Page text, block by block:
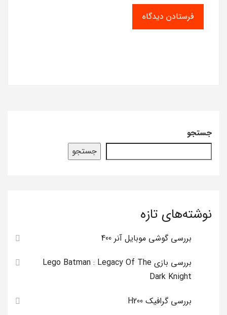
جستجو
جستجو
نوشته‌های تازه
بررسی گوشی موبایل آنر 400
بررسی بازی Lego Batman : Legacy Of The
Dark Knight
بررسی گرافیک H200